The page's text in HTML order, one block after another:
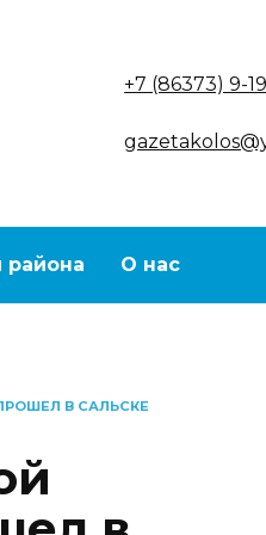
+7 (86373) 9-
района О нас
В САЛЬСКЕ